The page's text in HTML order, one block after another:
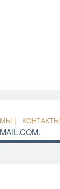
МЫ КОНТАКТЫ